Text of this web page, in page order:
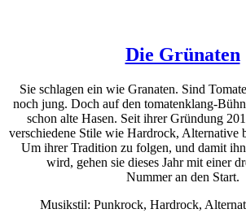
Die Grünaten
Sie schlagen ein wie Granaten. Sind
noch jung. Doch auf den tomatenklang-
schon alte Hasen. Seit ihrer Gründung
verschiedene Stile wie Hardrock, Alternative
Um ihrer Tradition zu folgen, und damit
wird, gehen sie dieses Jahr mit einer
Nummer an den Start.
Musikstil: Punkrock, Hardrock,